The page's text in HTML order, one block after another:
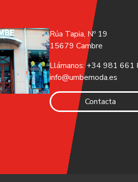
Rúa Tapia, Nº 19
15679 Cambre
Llámanos: +34 981 661
info@umbemoda.es
Contacta